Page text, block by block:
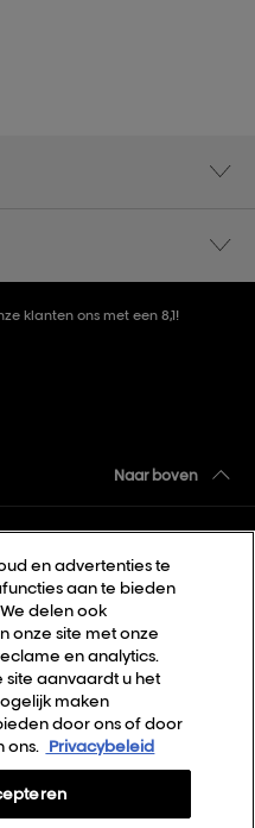
klanten ons met een 8,1!
Naar boven
en advertenties te
aan te bieden
delen ook
onze site met onze
en analytics.
site aanvaardt u het
maken
door ons of door
ons.
Privacybeleid